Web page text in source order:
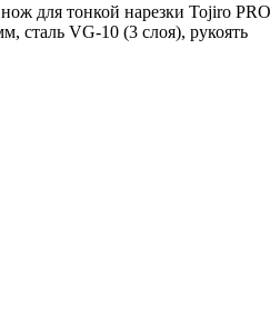
для тонкой нарезки Tojiro PRO
сталь VG-10 (3 слоя), рукоять